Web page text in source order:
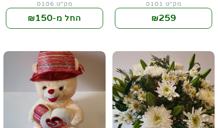
מק"ט 0101
₪259
מק"ט 0106
החל מ-₪150